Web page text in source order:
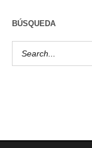
BÚSQUEDA